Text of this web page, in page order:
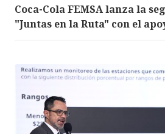
Coca-Cola FEMSA lanza la
"Juntas en la Ruta" con el